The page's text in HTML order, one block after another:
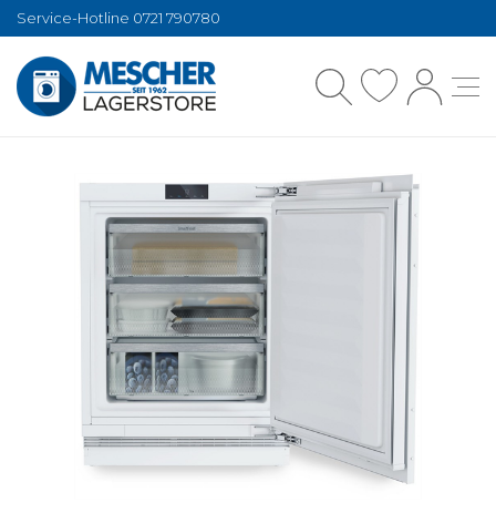
Service-Hotline 0721 790780